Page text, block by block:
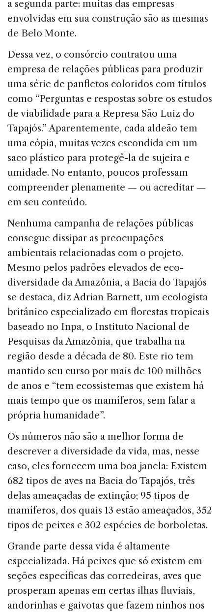
a segunda parte: muitas das empresas
envolvidas em sua construção são as mesmas
de Belo Monte.
Dessa vez, o consórcio contratou uma
empresa de relações públicas para produzir
uma série de panfletos coloridos com títulos
como “Perguntas e respostas sobre os estudos
de viabilidade para a Represa São Luiz do
Tapajós.” Aparentemente, cada aldeão tem
uma cópia, muitas vezes escondida em um
saco plástico para protegê-la de sujeira e
umidade. No entanto, poucos professam
compreender plenamente — ou acreditar —
em seu conteúdo.
Nenhuma campanha de relações públicas
consegue dissipar as preocupações
ambientais relacionadas com o projeto.
Mesmo pelos padrões elevados de eco-
diversidade da Amazônia, a Bacia do Tapajós
se destaca, diz Adrian Barnett, um ecologista
britânico especializado em florestas tropicais
baseado no Inpa, o Instituto Nacional de
Pesquisas da Amazônia, que trabalha na
região desde a década de 80. Este rio tem
mantido seu curso por mais de 100 milhões
de anos e “tem ecossistemas que existem há
mais tempo que os mamíferos, sem falar a
própria humanidade”.
Os números não são a melhor forma de
descrever a diversidade da vida, mas, nesse
caso, eles fornecem uma boa janela: Existem
682 tipos de aves na Bacia do Tapajós, três
delas ameaçadas de extinção; 95 tipos de
mamíferos, dos quais 13 estão ameaçados, 352
tipos de peixes e 302 espécies de borboletas.
Grande parte dessa vida é altamente
especializada. Há peixes que só existem em
seções específicas das corredeiras, aves que
prosperam apenas em certas ilhas fluviais,
andorinhas e gaivotas que fazem ninhos nos